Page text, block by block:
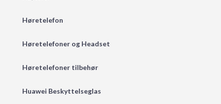
Høretelefon
Høretelefoner og Headset
Høretelefoner tilbehør
Huawei Beskyttelseglas